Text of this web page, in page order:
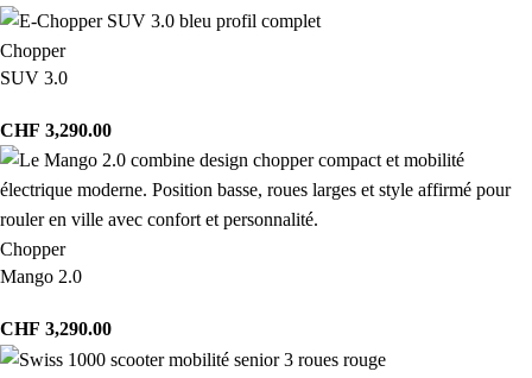
Chopper
SUV 3.0
CHF 3,290.00
Chopper
Mango 2.0
CHF 3,290.00